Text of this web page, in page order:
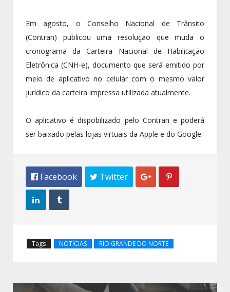
Em agosto, o Conselho Nacional de Trânsito
(Contran) publicou uma resolução que muda o
cronograma da Carteira Nacional de Habilitação
Eletrônica (CNH-e), documento que será emitido por
meio de aplicativo no celular com o mesmo valor
jurídico da carteira impressa utilizada atualmente.
O aplicativo é dispobilizado pelo Contran e poderá
ser baixado pelas lojas virtuais da Apple e do Google.
 Facebook  Twitter  
 
Tags NOTÍCIAS RIO GRANDE DO NORTE